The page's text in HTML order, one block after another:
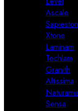
Ascale
Xtone
Laminam
Techlam
Granith
Altissima
Sensa